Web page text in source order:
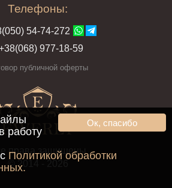
Телефоны:
050) 54-74-272
(068) 977-18-59
публичной оферты
права защищены
© 2014 - 2026
Ок, спасибо
работу
Политикой обработки